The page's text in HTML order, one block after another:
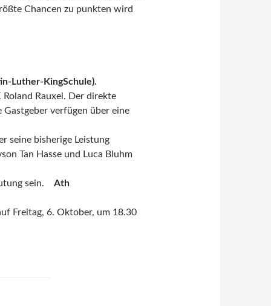
Chancen zu punkten wird
Luther-KingSchule).
Rauxel. Der direkte
verfügen über eine
seine bisherige Leistung
Tan Hasse und Luca Bluhm
sein. Ath
Freitag, 6. Oktober, um 18.30